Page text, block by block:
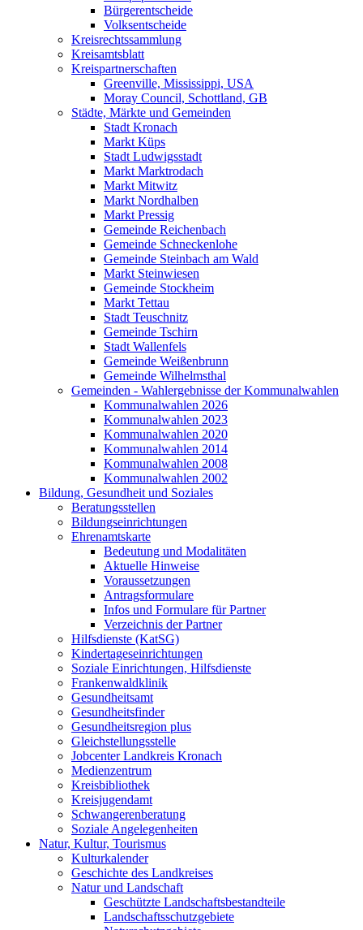
Bürgerentscheide
Volksentscheide
Kreisrechtssammlung
Kreisamtsblatt
Kreispartnerschaften
Greenville, Mississippi, USA
Moray Council, Schottland, GB
Städte, Märkte und Gemeinden
Stadt Kronach
Markt Küps
Stadt Ludwigsstadt
Markt Marktrodach
Markt Mitwitz
Markt Nordhalben
Markt Pressig
Gemeinde Reichenbach
Gemeinde Schneckenlohe
Gemeinde Steinbach am Wald
Markt Steinwiesen
Gemeinde Stockheim
Markt Tettau
Stadt Teuschnitz
Gemeinde Tschirn
Stadt Wallenfels
Gemeinde Weißenbrunn
Gemeinde Wilhelmsthal
Gemeinden - Wahlergebnisse der Kommunalwahlen
Kommunalwahlen 2026
Kommunalwahlen 2023
Kommunalwahlen 2020
Kommunalwahlen 2014
Kommunalwahlen 2008
Kommunalwahlen 2002
Bildung, Gesundheit und Soziales
Beratungsstellen
Bildungseinrichtungen
Ehrenamtskarte
Bedeutung und Modalitäten
Aktuelle Hinweise
Voraussetzungen
Antragsformulare
Infos und Formulare für Partner
Verzeichnis der Partner
Hilfsdienste (KatSG)
Kindertageseinrichtungen
Soziale Einrichtungen, Hilfsdienste
Frankenwaldklinik
Gesundheitsamt
Gesundheitsfinder
Gesundheitsregion plus
Gleichstellungsstelle
Jobcenter Landkreis Kronach
Medienzentrum
Kreisbibliothek
Kreisjugendamt
Schwangerenberatung
Soziale Angelegenheiten
Natur, Kultur, Tourismus
Kulturkalender
Geschichte des Landkreises
Natur und Landschaft
Geschützte Landschaftsbestandteile
Landschaftsschutzgebiete